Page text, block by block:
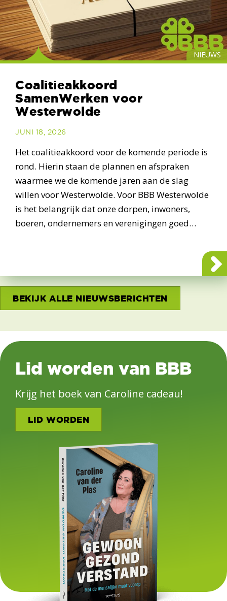
NIEUWS
Coalitieakkoord
SamenWerken voor
Westerwolde
JUNI 18, 2026
Het coalitieakkoord voor de komende periode is
rond. Hierin staan de plannen en afspraken
waarmee we de komende jaren aan de slag
willen voor Westerwolde. Voor BBB Westerwolde
is het belangrijk dat onze dorpen, inwoners,
boeren, ondernemers en verenigingen goed…
BEKIJK ALLE NIEUWSBERICHTEN
Lid worden van BBB
Krijg het boek van Caroline cadeau!
LID WORDEN